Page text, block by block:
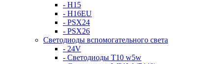
- H15
- H16EU
- PSX24
- PSX26
Светодиоды вспомогательного света
- 24V
- Светодиоды T10 w5w